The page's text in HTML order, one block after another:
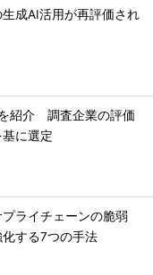
成AI活用が再評価され
紹介 調査企業の評価
に選定
ライチェーンの脆弱
する7つの手法